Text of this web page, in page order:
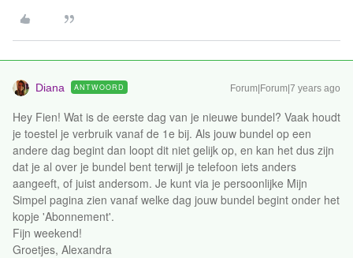
Diana ANTWOORD Forum|Forum|7 years ago
Hey Fien! Wat is de eerste dag van je nieuwe bundel? Vaak houdt
je toestel je verbruik vanaf de 1e bij. Als jouw bundel op een
andere dag begint dan loopt dit niet gelijk op, en kan het dus zijn
dat je al over je bundel bent terwijl je telefoon iets anders
aangeeft, of juist andersom. Je kunt via je persoonlijke Mijn
Simpel pagina zien vanaf welke dag jouw bundel begint onder het
kopje 'Abonnement'.
Fijn weekend!
Groetjes, Alexandra